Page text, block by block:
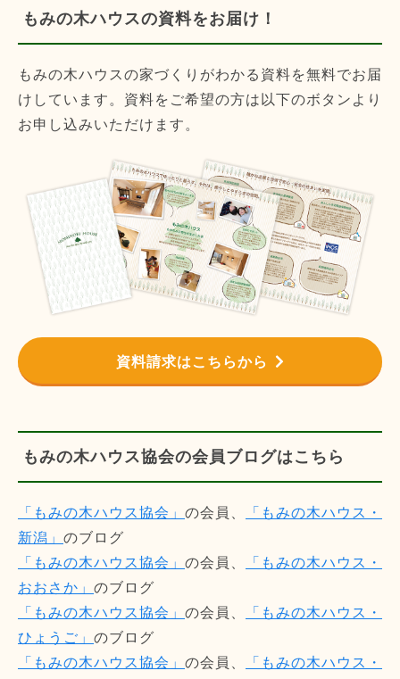
もみの木ハウスの資料をお届け！
もみの木ハウスの家づくりがわかる資料を無料でお届
けしています。資料をご希望の方は以下のボタンより
お申し込みいただけます。
資料請求はこちらから
もみの木ハウス協会の会員ブログはこちら
「もみの木ハウス協会」 の会員、
「もみの木ハウス・
新潟」 のブログ
「もみの木ハウス協会」 の会員、
「もみの木ハウス・
おおさか」 のブログ
「もみの木ハウス協会」 の会員、
「もみの木ハウス・
ひょうご」 のブログ
「もみの木ハウス協会」 の会員、 「もみの木ハウス・